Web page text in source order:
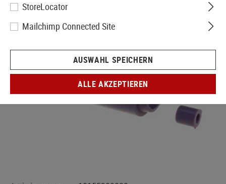
StoreLocator
Mailchimp Connected Site
AUSWAHL SPEICHERN
ALLE AKZEPTIEREN